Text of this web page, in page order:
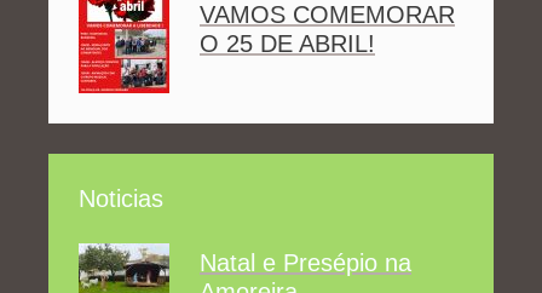
VAMOS COMEMORAR
O 25 DE ABRIL!
Noticias
Natal e Presépio na